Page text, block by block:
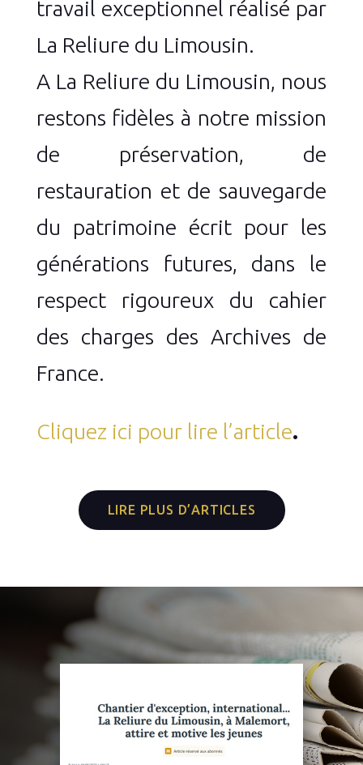
travail exceptionnel réalisé par
La Reliure du Limousin.
A La Reliure du Limousin, nous
restons fidèles à notre mission
de préservation, de
restauration et de sauvegarde
du patrimoine écrit pour les
générations futures, dans le
respect rigoureux du cahier
des charges des Archives de
France.
Cliquez ici pour lire l’article.
LIRE PLUS D’ARTICLES